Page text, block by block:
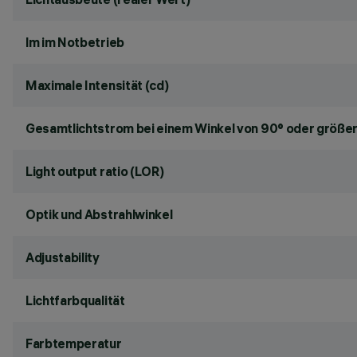
lm im Notbetrieb
Maximale Intensität (cd)
Gesamtlichtstrom bei einem Winkel von 90° oder
Light output ratio (LOR)
Optik und Abstrahlwinkel
Adjustability
Lichtfarbqualität
Farbtemperatur